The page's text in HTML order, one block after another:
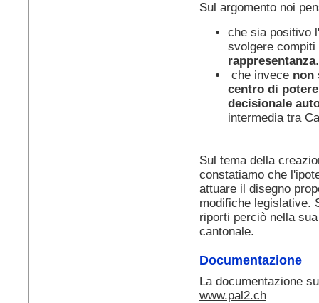
Sul argomento noi
che sia positivo
svolgere
rappresentanza.
che invece non
centro di
decisionale
intermedia tra
Sul tema della
constatiamo che
attuare il disegno
modifiche legislative.
riporti perciò nella
cantonale.
Documentazione
La documentazione
www.pal2.ch